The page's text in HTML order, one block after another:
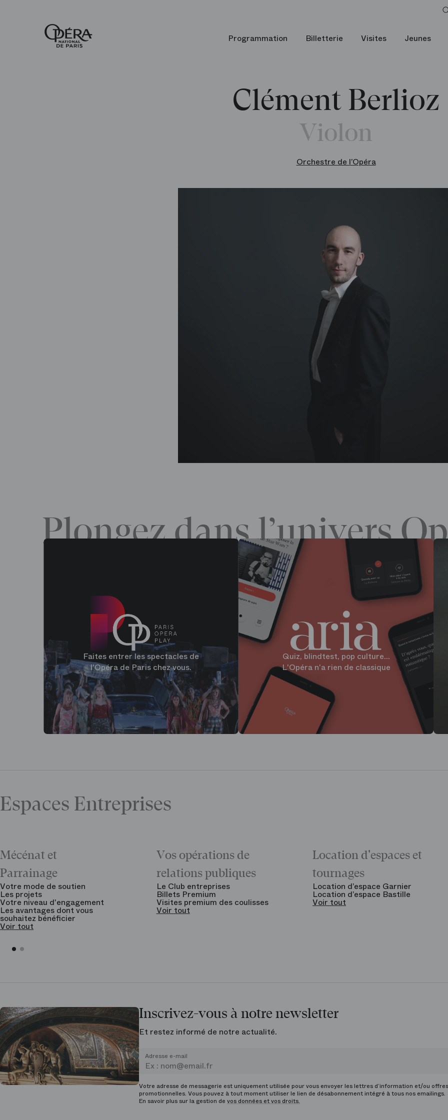
Accueil
-
Opéra
national
Programmation Billetterie Visites Jeunes
Clément Berlioz
Violon
Orchestre de l’Opéra
Plongez dans l’univers
Faites entrer les spectacles de
l'Opéra de Paris chez vous.
Quiz, blindtest, pop culture...
L'Opéra n'a rien de classique
Espaces Entreprises
Mécénat et
Parrainage
Votre mode de soutien
Les projets
Votre niveau d'engagement
Les avantages dont vous
souhaitez bénéficier
Voir tout
Vos opérations de
relations publiques
Le Club entreprises
Billets Premium
Visites premium des coulisses
Voir tout
Location d'espaces et
tournages
Location d’espace Garnier
Location d’espace Bastille
Voir tout
Inscrivez-vous à notre newsletter
Et restez informé de notre actualité.
Adresse e-mail
Votre adresse de messagerie est uniquement utilisée pour vous envoyer les lettres d’information et/ou offres
promotionnelles. Vous pouvez à tout moment utiliser le lien de désabonnement intégré à tous nos emailings.
En savoir plus sur la gestion de vos données et vos droits.